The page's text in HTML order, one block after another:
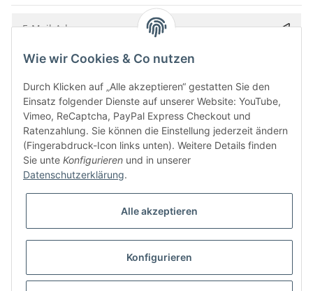
Bitte senden Sie mir entsprechend IhrerDatenschutzerklärung
* Alle Preise inkl. gesetzlicher USt., zzgl.
Besucherzähler: 5851763
UmsetzungVlarom E-Commerce Agentur| Powered byJTL-Shop|
Wie wir Cookies & Co nutzen
Durch Klicken auf „Alle akzeptieren“ gestatten Sie den
Einsatz folgender Dienste auf unserer Website: YouTube,
Vimeo, ReCaptcha, PayPal Express Checkout und
Ratenzahlung. Sie können die Einstellung jederzeit ändern
(Fingerabdruck-Icon links unten). Weitere Details finden
Sie unte Konfigurieren und in unserer
Datenschutzerklärung.
Alle akzeptieren
Konfigurieren